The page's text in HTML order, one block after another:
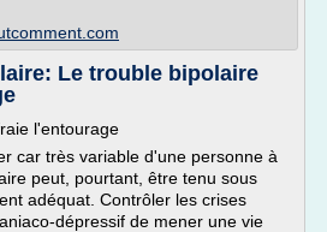
Le trouble bipolaire
l'entourage
car très variable d'une personne à
peut, pourtant, être tenu sous
adéquat. Contrôler les crises
dépressif de mener une vie